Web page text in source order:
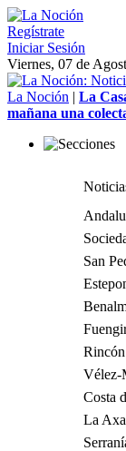
Regístrate
Iniciar Sesión
Viernes, 07 de
La Noción | La
mañana una
San
Vélez-
Costa
La